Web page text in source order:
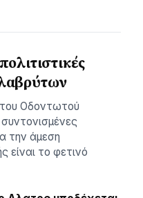
Οδοντωτού
την άμεση
είναι το φετινό